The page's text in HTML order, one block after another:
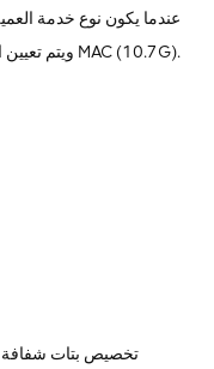
هو LAN 10GE ويتم تعيين المنافذ بشكل شفاف من خلال MAC (10.7G).